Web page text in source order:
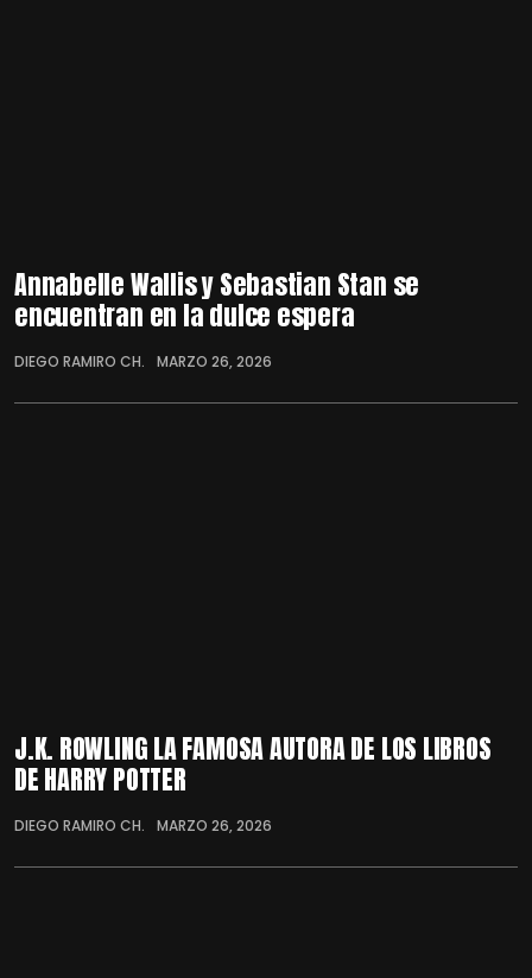
Annabelle Wallis y Sebastian Stan se
encuentran en la dulce espera
DIEGO RAMIRO CH. MARZO 26, 2026
J.K. ROWLING LA FAMOSA AUTORA DE LOS LIBROS
DE HARRY POTTER
DIEGO RAMIRO CH. MARZO 26, 2026